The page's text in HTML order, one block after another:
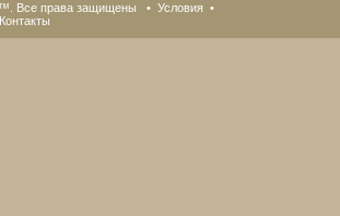
Все права защищены • Условия •
Контакты